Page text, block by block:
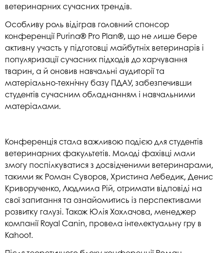
ветеринарних сучасних трендів.
Особливу роль відіграв головний спонсор
конференції Purina® Pro Plan®, що не лише бере
активну участь у підготовці майбутніх ветеринарів і
популяризації сучасних підходів до харчування
тварин, а й оновив навчальні аудиторії та
матеріально-технічну базу ПДАУ, забезпечивши
студентів сучасним обладнанням і навчальними
матеріалами.
Конференція стала важливою подією для студентів
ветеринарних факультетів. Молоді фахівці мали
змогу поспілкуватися з досвідченими ветеринарами,
такими як Роман Суворов, Христина Лебедик, Денис
Криворученко, Людмила Рій, отримати відповіді на
свої запитання та ознайомитись із перспективами
розвитку галузі. Також Юлія Хохлачова, менеджер
компанії Royal Canin, провела інтелектуальну гру в
Kahoot.